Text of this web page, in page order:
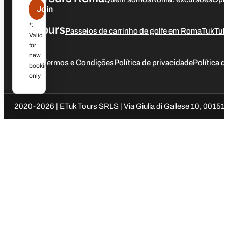
Our ToursPasseios de carrinho de golfe em Roma
LegalTermos e CondiçõesPolítica de privacidadePolítica
2020-2026 | ETuk Tours SRLS | Via Giulia di Gallese 10,
Join
*:
Valid
for
new
bookings
only